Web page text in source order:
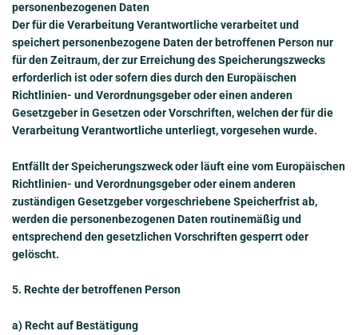
personenbezogenen Daten
Der für die Verarbeitung Verantwortliche verarbeitet und
speichert personenbezogene Daten der betroffenen Person nur
für den Zeitraum, der zur Erreichung des Speicherungszwecks
erforderlich ist oder sofern dies durch den Europäischen
Richtlinien- und Verordnungsgeber oder einen anderen
Gesetzgeber in Gesetzen oder Vorschriften, welchen der für die
Verarbeitung Verantwortliche unterliegt, vorgesehen wurde.
Entfällt der Speicherungszweck oder läuft eine vom Europäischen
Richtlinien- und Verordnungsgeber oder einem anderen
zuständigen Gesetzgeber vorgeschriebene Speicherfrist ab,
werden die personenbezogenen Daten routinemäßig und
entsprechend den gesetzlichen Vorschriften gesperrt oder
gelöscht.
5. Rechte der betroffenen Person
a) Recht auf Bestätigung